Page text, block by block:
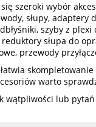
szeroki wybór
słupy, adaptery
szyby z
słupa do
przewody
warto
wątpliwości lub